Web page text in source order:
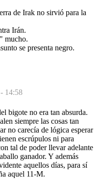
de Irak no sirvió para la
Irán.
mucho.
se presenta negro.
14:58
bigote no era tan absurda.
siempre las cosas tan
no carecía de lógica esperar
escrúpulos ni para
tal de poder llevar adelante
ganador. Y además
aquellos días, para sí
aquel 11-M.